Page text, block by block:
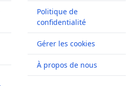
Politique de
confidentialité
Gérer les cookies
À propos de nous